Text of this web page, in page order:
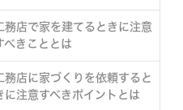
務店で家を建てるときに注意
べきこととは
務店に家づくりを依頼すると
に注意すべきポイントとは